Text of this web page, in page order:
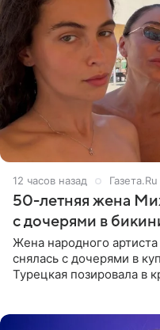
12 часов назад Газета.Ru
50-летняя жена
с дочерями в
Жена народного
снялась с дочерями в
Турецкая позировала в